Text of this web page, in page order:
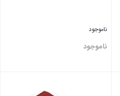
ناموجود
ناموجود